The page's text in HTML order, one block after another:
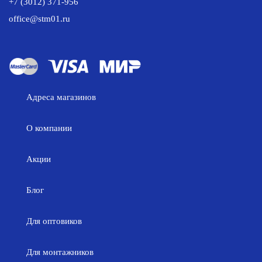
office@stm01.ru
Адреса магазинов
О компании
Акции
Блог
Для оптовиков
Для монтажников